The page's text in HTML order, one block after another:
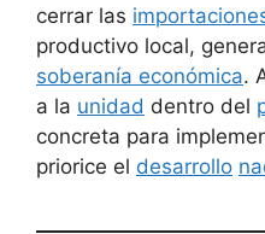
cerrar las
productivo local,
soberanía económica.
a la unidad dentro del
concreta para
priorice el desarrollo